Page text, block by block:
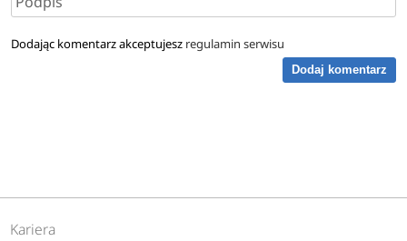
Dodając komentarz akceptujesz regulamin serwisu
Dodaj komentarz
Kariera